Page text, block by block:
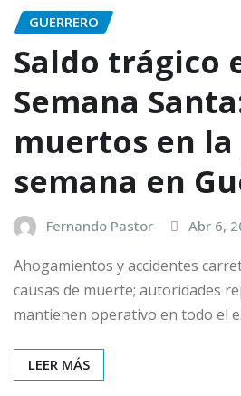
GUERRERO
Saldo trágico
Semana
muertos en
semana en
Fernando Pastor Abr 6,
Ahogamientos y accidentes
causas de muerte; autoridades
mantienen operativo en todo el
LEER MÁS